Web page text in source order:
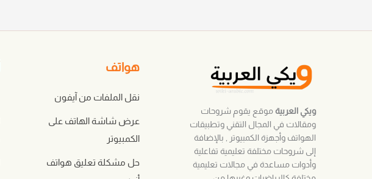
ويكي العربية موقع يقوم شروحات
ومقالات في المجال التقني وتطبيقات
الهواتف وأجهزة الكمبيوتر , بالإضافة
إلى شروحات مختلفة تعليمية تفاعلية
وأدوات مساعدة في مجالات تعليمية
هواتف
نقل الملفات من آيفون
عرض شاشة الهاتف على
الكمبيوتر
حل مشكلة تعليق هواتف